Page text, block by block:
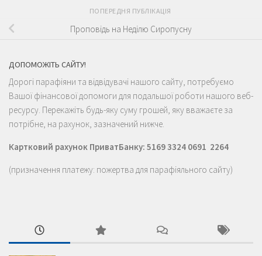
ПОПЕРЕДНЯ ПУБЛІКАЦІЯ
Проповідь на Неділю Сиропусну
ДОПОМОЖІТЬ САЙТУ!
Дорогі парафіяни та відвідувачі нашого сайту, потребуємо
Вашої фінансової допомоги для подальшої роботи нашого веб-
ресурсу. Перекажіть будь-яку суму грошей, яку вважаєте за
потрібне, на рахунок, зазначений нижче.
Картковий рахунок ПриватБанку: 5169 3324 0691 2264
(призначення платежу: пожертва для парафіяльного сайту)